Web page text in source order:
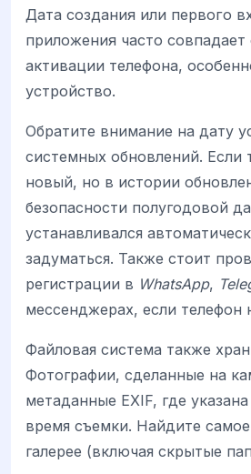
Дата создания или первого
приложения часто совпадает
активации телефона,
устройство.
Обратите внимание на дату
системных обновлений. Если
новый, но в истории
безопасности полугодовой
устанавливался
задуматься. Также стоит
регистрации в WhatsApp,
мессенджерах, если телефон
Файловая система также
Фотографии, сделанные на
метаданные EXIF, где
время съемки. Найдите
галерее (включая скрытые